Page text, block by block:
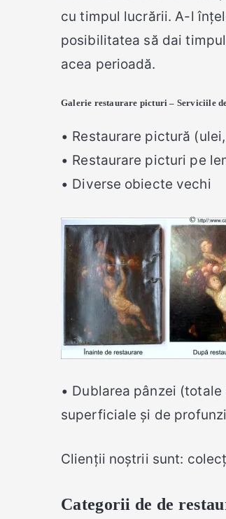
cu timpul lucrării. A-l
posibilitatea să dai
acea perioadă.
Galerie restaurare picturi – Serviciile
• Restaurare pictură
• Restaurare picturi pe
• Diverse obiecte vechi
• Dublarea pânzei
superficiale și de
Clienții noștrii sunt:
Categorii de de